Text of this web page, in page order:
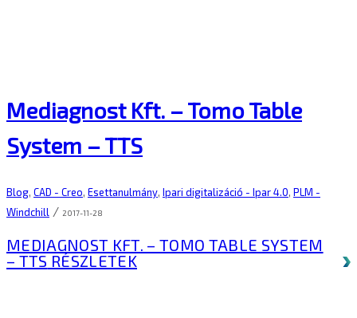
Mediagnost Kft. – Tomo Table
System – TTS
Blog, CAD - Creo, Esettanulmány, Ipari digitalizáció - Ipar 4.0, PLM -
Windchill / 2017-11-28
MEDIAGNOST KFT. – TOMO TABLE SYSTEM
– TTS RÉSZLETEK